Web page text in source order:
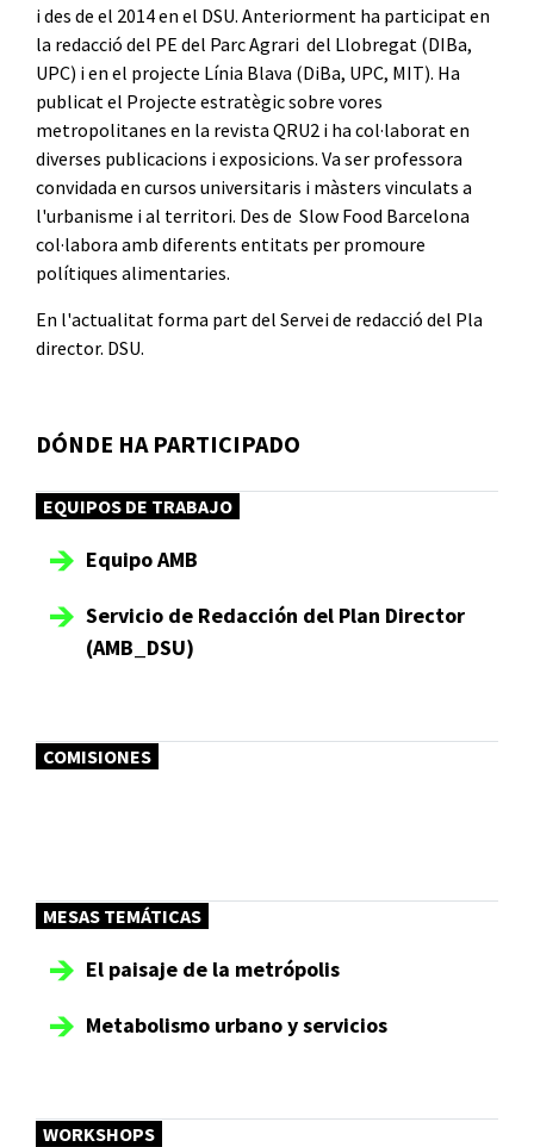
i des de el 2014 en el DSU. Anteriorment ha participat en
la redacció del PE del Parc Agrari del Llobregat (DIBa,
UPC) i en el projecte Línia Blava (DiBa, UPC, MIT). Ha
publicat el Projecte estratègic sobre vores
metropolitanes en la revista QRU2 i ha col·laborat en
diverses publicacions i exposicions. Va ser professora
convidada en cursos universitaris i màsters vinculats a
l'urbanisme i al territori. Des de Slow Food Barcelona
col·labora amb diferents entitats per promoure
polítiques alimentaries.
En l'actualitat forma part del Servei de redacció del Pla
director. DSU.
DÓNDE HA PARTICIPADO
EQUIPOS DE TRABAJO
Equipo AMB
Servicio de Redacción del Plan Director
(AMB_DSU)
COMISIONES
MESAS TEMÁTICAS
El paisaje de la metrópolis
Metabolismo urbano y servicios
WORKSHOPS